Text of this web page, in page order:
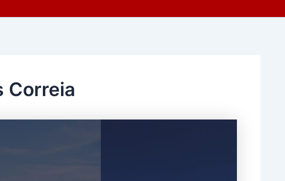
Correia